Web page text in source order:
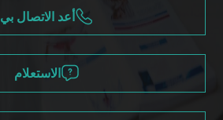
أعد الاتصال بي
الاستعلام